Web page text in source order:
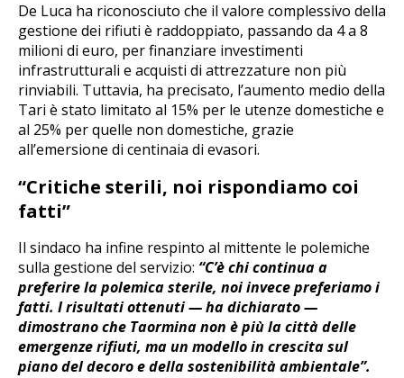
De Luca ha riconosciuto che il valore complessivo della
gestione dei rifiuti è raddoppiato, passando da 4 a 8
milioni di euro, per finanziare investimenti
infrastrutturali e acquisti di attrezzature non più
rinviabili. Tuttavia, ha precisato, l’aumento medio della
Tari è stato limitato al 15% per le utenze domestiche e
al 25% per quelle non domestiche, grazie
all’emersione di centinaia di evasori.
“Critiche sterili, noi rispondiamo coi
fatti”
Il sindaco ha infine respinto al mittente le polemiche
sulla gestione del servizio: “C’è chi continua a
preferire la polemica sterile, noi invece preferiamo i
fatti. I risultati ottenuti — ha dichiarato —
dimostrano che Taormina non è più la città delle
emergenze rifiuti, ma un modello in crescita sul
piano del decoro e della sostenibilità ambientale”.